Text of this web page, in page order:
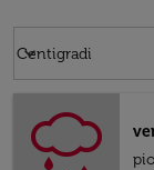
Centigradi
keyboard_arrow_down